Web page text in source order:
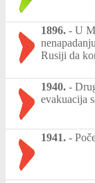
1896. - U
Rusiji da
1940. -
evakuacija
1941. -